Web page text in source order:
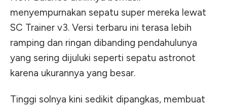
menyempurnakan sepatu super mereka lewat
SC Trainer v3. Versi terbaru ini terasa lebih
ramping dan ringan dibanding pendahulunya
yang sering dijuluki seperti sepatu astronot
karena ukurannya yang besar.
Tinggi solnya kini sedikit dipangkas, membuat